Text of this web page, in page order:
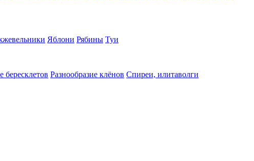
Яблони Рябины Туи
бересклетов Разнообразие клёнов Спиреи, илитаволги